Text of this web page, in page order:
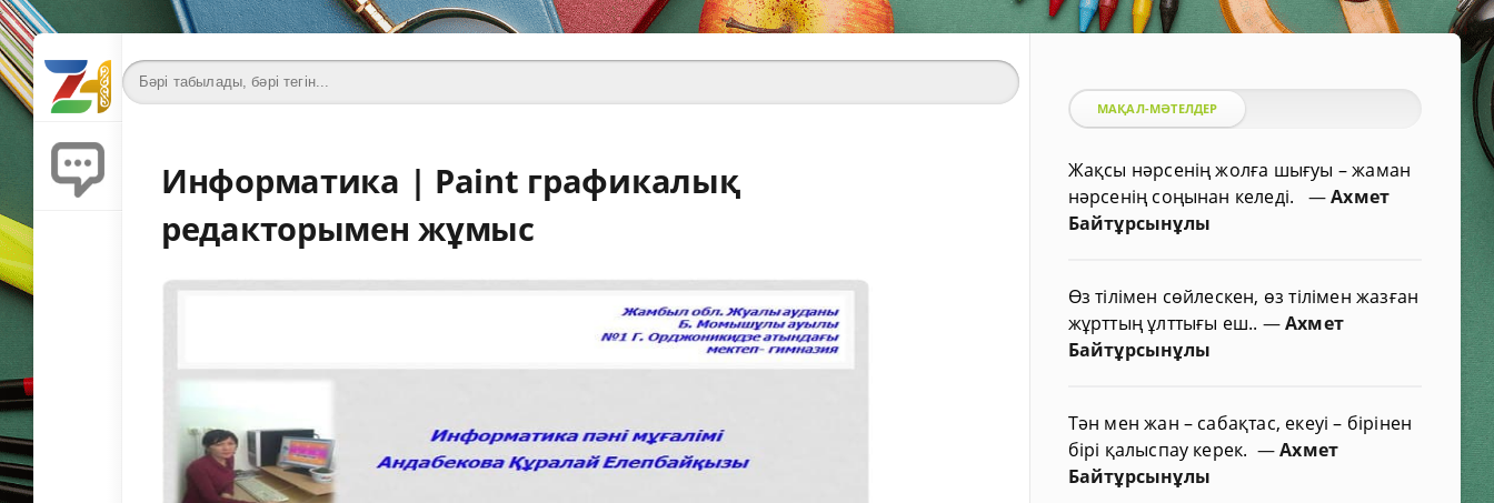
Информатика | Paint графикалық
редакторымен жұмыс
МАҚАЛ-МӘТЕЛДЕР
Жақсы нәрсенің жолға шығуы – жаман
нәрсенің соңынан келеді. —Ахмет
Байтұрсынұлы
Өз тілімен сөйлескен, өз тілімен жазған
жұрттың ұлттығы еш.. —Ахмет
Байтұрсынұлы
Тән мен жан – сабақтас, екеуі – бірінен
бірі қалыспау керек. —Ахмет
Байтұрсынұлы